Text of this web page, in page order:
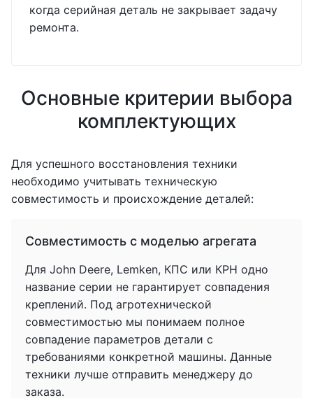
когда серийная деталь не закрывает задачу
ремонта.
Основные критерии выбора
комплектующих
Для успешного восстановления техники
необходимо учитывать техническую
совместимость и происхождение деталей:
Совместимость с моделью агрегата
Для John Deere, Lemken, КПС или КРН одно
название серии не гарантирует совпадения
креплений. Под агротехнической
совместимостью мы понимаем полное
совпадение параметров детали с
требованиями конкретной машины. Данные
техники лучше отправить менеджеру до
заказа.